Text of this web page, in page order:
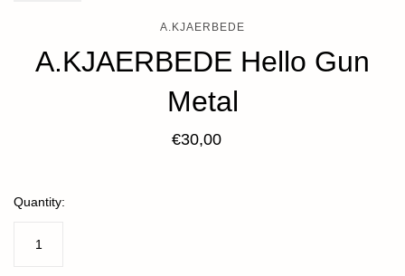
A.KJAERBEDE
A.KJAERBEDE Hello Gun
Metal
€30,00
Quantity: